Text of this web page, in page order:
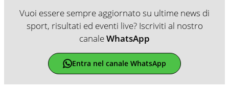
Vuoi essere sempre aggiornato su ultime news di
sport, risultati ed eventi live? Iscriviti al nostro
canaleWhatsApp
Entra nel canale WhatsApp